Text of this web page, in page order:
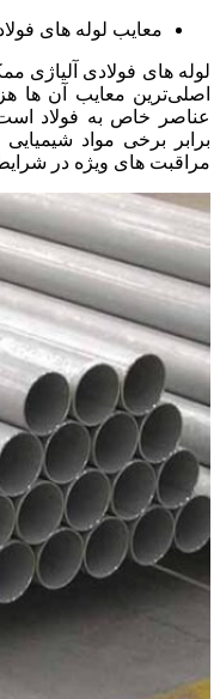
معایب لوله های
لوله‌ های فولادی آلیاژی
اصلی‌ترین معایب آن ها
عناصر خاص به فولاد
برابر برخی مواد
مراقبت ‌های ویژه در